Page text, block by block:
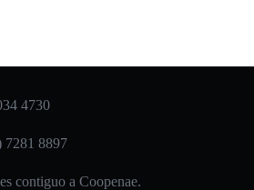
4730
7281 8897
contiguo a Coopenae.